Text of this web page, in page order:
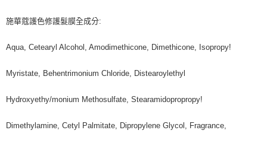
施華蔻護色修護髮膜全成分:
Aqua, Cetearyl Alcohol, Amodimethicone, Dimethicone, Isopropy!
Myristate, Behentrimonium Chloride, Distearoylethyl
Hydroxyethy/monium Methosulfate, Stearamidopropropy!
Dimethylamine, Cetyl Palmitate, Dipropylene Glycol, Fragrance,